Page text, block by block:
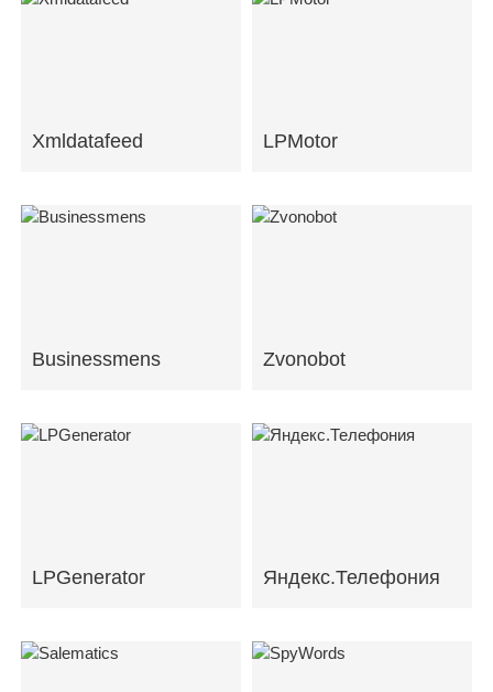
Xmldatafeed LPMotor
Businessmens Zvonobot
LPGenerator Яндекс.Телефония